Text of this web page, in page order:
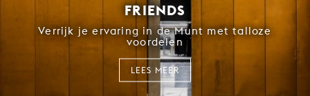
FRIENDS
Verrijk je ervaring in de Munt met talloze
voordelen
LEES MEER